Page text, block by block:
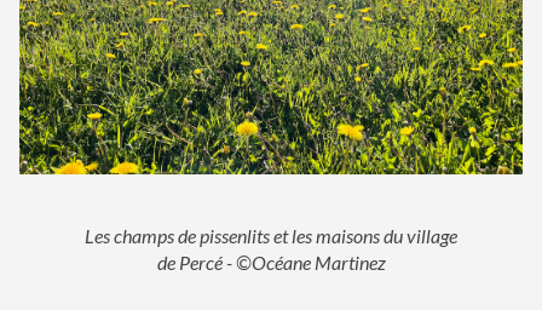
Les champs de pissenlits et les maisons du village
de Percé - ©Océane Martinez